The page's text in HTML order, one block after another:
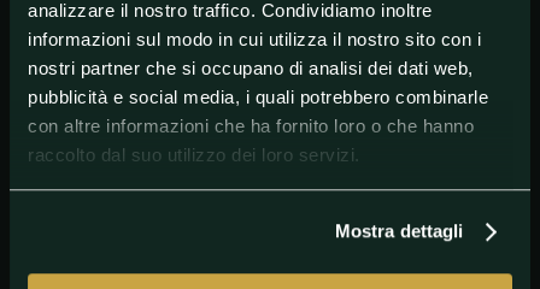
analizzare il nostro traffico. Condividiamo inoltre
informazioni sul modo in cui utilizza il nostro sito con i
nostri partner che si occupano di analisi dei dati web,
pubblicità e social media, i quali potrebbero combinarle
con altre informazioni che ha fornito loro o che hanno
raccolto dal suo utilizzo dei loro servizi.
Mostra dettagli
#AdrianNewey #Ferrari #Formula1 #RedBull